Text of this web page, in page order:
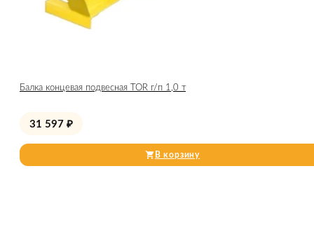
Балка концевая подвесная TOR г/п 1,0 т
31 597 ₽
В корзину